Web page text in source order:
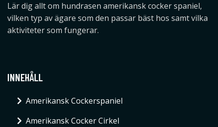
Lär dig allt om hundrasen amerikansk cocker spaniel,
vilken typ av ägare som den passar bäst hos samt vilka
aktiviteter som fungerar.
INNEHÅLL
Amerikansk Cockerspaniel
Amerikansk Cocker Cirkel